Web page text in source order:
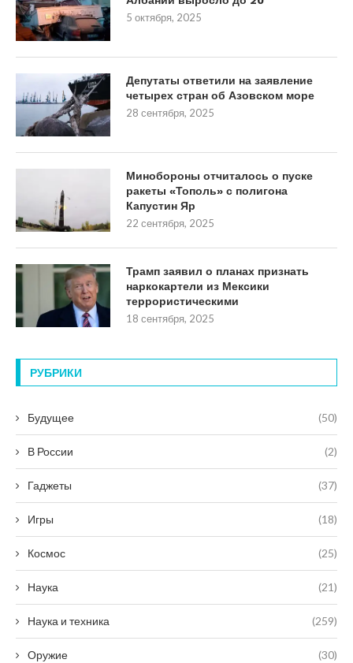
5 октября, 2025
Депутаты ответили на заявление
четырех стран об Азовском море
28 сентября, 2025
Минобороны отчиталось о пуске
ракеты «Тополь» с полигона
Капустин Яр
22 сентября, 2025
Трамп заявил о планах признать
наркокартели из Мексики
террористическими
18 сентября, 2025
РУБРИКИ
Будущее (50)
В России (2)
Гаджеты (37)
Игры (18)
Космос (25)
Наука (21)
Наука и техника (259)
Оружие (30)